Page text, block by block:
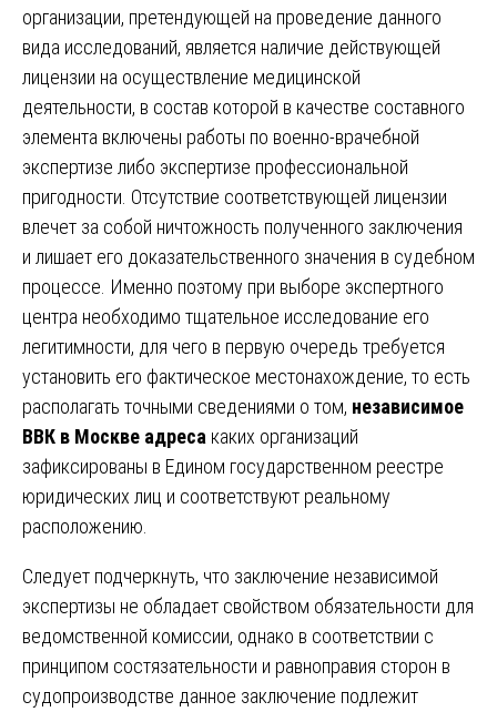
организации, претендующей на проведение данного
вида исследований, является наличие действующей
лицензии на осуществление медицинской
деятельности, в состав которой в качестве составного
элемента включены работы по военно-врачебной
экспертизе либо экспертизе профессиональной
пригодности. Отсутствие соответствующей лицензии
влечет за собой ничтожность полученного заключения
и лишает его доказательственного значения в судебном
процессе. Именно поэтому при выборе экспертного
центра необходимо тщательное исследование его
легитимности, для чего в первую очередь требуется
установить его фактическое местонахождение, то есть
располагать точными сведениями о том, независимое
ВВК в Москве адреса каких организаций
зафиксированы в Едином государственном реестре
юридических лиц и соответствуют реальному
расположению.
Следует подчеркнуть, что заключение независимой
экспертизы не обладает свойством обязательности для
ведомственной комиссии, однако в соответствии с
принципом состязательности и равноправия сторон в
судопроизводстве данное заключение подлежит